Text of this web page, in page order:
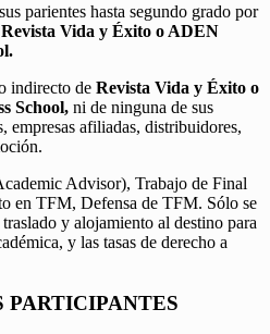
parientes hasta segundo grado por
Revista Vida y Éxito o ADEN
indirecto de Revista Vida y Éxito o
School, ni de ninguna de sus
empresas afiliadas, distribuidores,
Advisor), Trabajo de Final
en TFM, Defensa de TFM. Sólo se
y alojamiento al destino para
y las tasas de derecho a
PARTICIPANTES